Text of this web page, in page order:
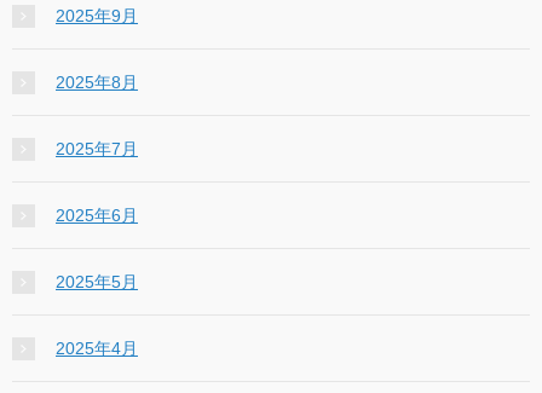
2025年9月
2025年8月
2025年7月
2025年6月
2025年5月
2025年4月